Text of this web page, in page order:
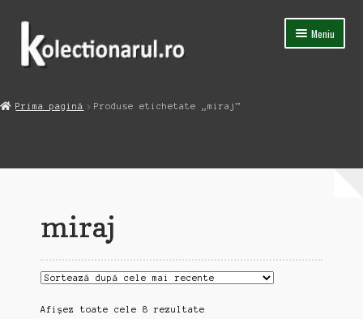
Sari
navigare
Sari
conținut
Meniu
Contact
Prima pagină Produse etichetate „miraj”
miraj
Afișez toate cele 8 rezultateSortat